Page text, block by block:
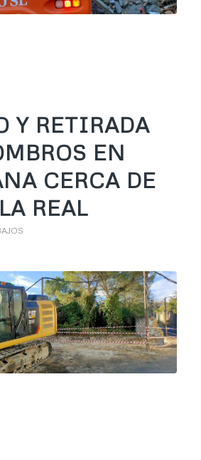
Y RETIRADA
EN
CERCA DE
REAL